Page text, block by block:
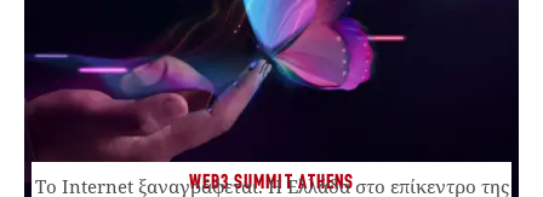
WEB3 SUMMIT ATHENS
Το Internet ξαναγράφεται. Η Ελλάδα στο επίκεντρο της